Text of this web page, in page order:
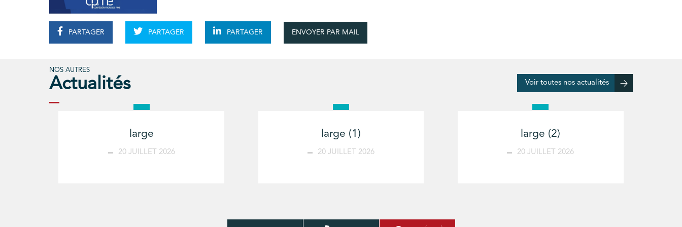
PARTAGER PARTAGER PARTAGER ENVOYER PAR MAIL
NOS AUTRES
Actualités Voir toutes nos actualités
large
20 JUILLET 2026
large (1)
20 JUILLET 2026
large (2)
20 JUILLET 2026